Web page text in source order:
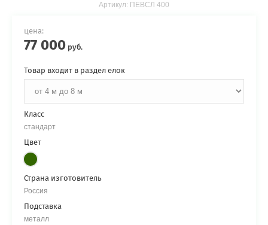
Артикул: ПЕВСЛ 400
цена:
77 000 руб.
Товар входит в раздел елок
Класс
стандарт
Цвет
Страна изготовитель
Россия
Подставка
металл